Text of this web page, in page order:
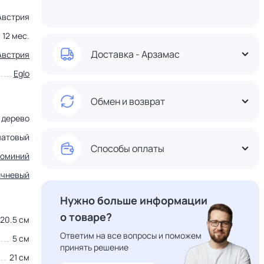
12 мес.
Eglo
дерево
20.5 см
5 см
21 см
Доставка - Арзамас
Обмен и возврат
Способы оплаты
Нужно больше информации
о товаре?
Ответим на все вопросы и поможем
принять решение